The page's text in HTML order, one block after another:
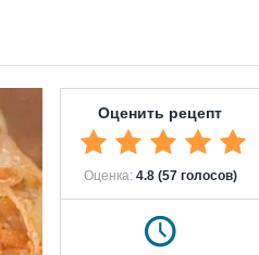
Оценить рецепт
Оценка: 4.8 (57 голосов)